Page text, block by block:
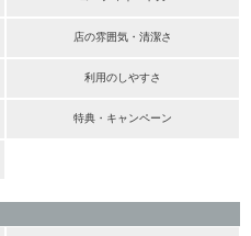
店の雰囲気・清潔さ
利用のしやすさ
特典・キャンペーン